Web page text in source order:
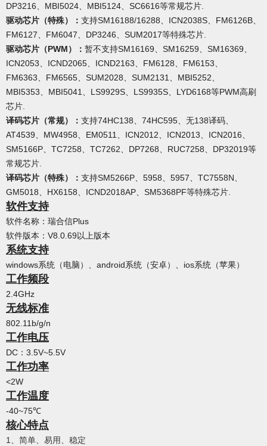
DP3216、MBI5024、MBI5124、SC6616等常规芯片.
驱动芯片（特殊）
： 支持SM16188/16288、ICN2038S、FM6126B、
FM6127、FM6047、DP3246、SUM2017等特殊芯片.
驱动芯片（PWM）
： 暂不支持SM16169、SM16259、SM16369、
ICN2053、ICND2065、ICND2163、FM6128、FM6153、
FM6363、FM6565、SUM2028、SUM2131、MBI5252、
MBI5353、MBI5041、LS9929S、LS9935S、LYD6168等PWM高刷
芯片.
译码芯片（常规）： 支持74HC138、74HC595、无138译码、
AT4539、MW4958、EM0511、ICN2012、ICN2013、ICN2016、
SM5166P、TC7258、TC7262、DP7268、RUC7258、DP32019等
常规芯片.
译码芯片（特殊）： 支持SM5266P、5958、5957、TC7558N、
GM5018、HX6158、ICND2018AP、SM5368PF等特殊芯片.
软件支持
软件名称：瑞合信Plus
软件版本：V8.0.69以上版本
系统支持
windows系统（电脑）、android系统（安卓）、ios系统（苹果）
工作频段
2.4GHz
无线标准
802.11b/g/n
工作电压
DC：3.5V~5.5V
工作功率
<2W
工作温度
-40~75℃
核心特点
1、简单、易用、稳定